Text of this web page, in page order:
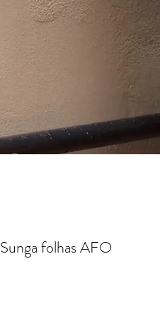
Sunga folhas AFO